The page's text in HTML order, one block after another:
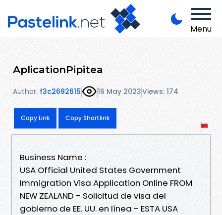
Menu
AplicationPipitea
Author: f3c2692615 16 May 2023Views: 174
Copy Link Copy Shortlink
Business Name :
USA Official United States Government
Immigration Visa Application Online FROM
NEW ZEALAND - Solicitud de visa del
gobierno de EE. UU. en línea - ESTA USA